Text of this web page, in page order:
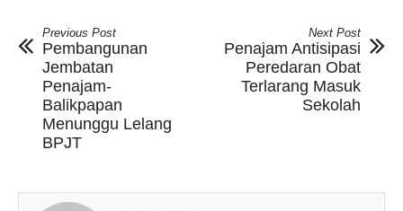
Previous Post
Pembangunan
Jembatan
Penajam-
Balikpapan
Menunggu Lelang
BPJT
Next Post
Penajam Antisipasi
Peredaran Obat
Terlarang Masuk
Sekolah